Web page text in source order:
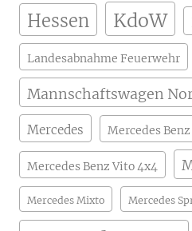
Hessen KdoW
Landesabnahme Feuerwehr
Mannschaftswagen
Mercedes Mercedes
Mercedes Benz Vito 4x4
Mercedes Mixto Mercedes